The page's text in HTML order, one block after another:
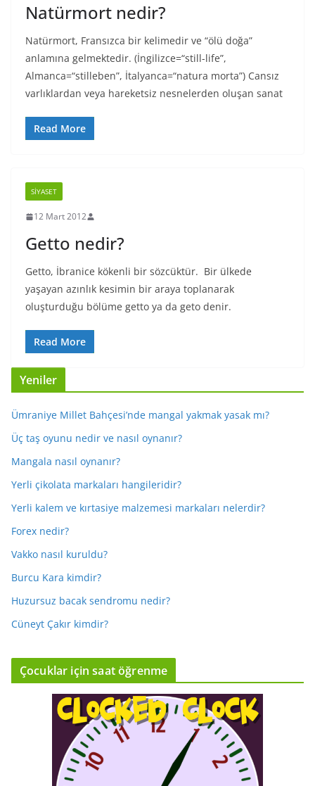
Natürmort nedir?
Natürmort, Fransızca bir kelimedir ve “ölü doğa”
anlamına gelmektedir. (İngilizce=“still-life”,
Almanca=“stilleben”, İtalyanca=“natura morta”) Cansız
varlıklardan veya hareketsiz nesnelerden oluşan sanat
Read More
SIYASET
12 Mart 2012
Getto nedir?
Getto, İbranice kökenli bir sözcüktür. Bir ülkede
yaşayan azınlık kesimin bir araya toplanarak
oluşturduğu bölüme getto ya da geto denir.
Read More
Yeniler
Ümraniye Millet Bahçesi’nde mangal yakmak yasak mı?
Üç taş oyunu nedir ve nasıl oynanır?
Mangala nasıl oynanır?
Yerli çikolata markaları hangileridir?
Yerli kalem ve kırtasiye malzemesi markaları nelerdir?
Forex nedir?
Vakko nasıl kuruldu?
Burcu Kara kimdir?
Huzursuz bacak sendromu nedir?
Cüneyt Çakır kimdir?
Çocuklar için saat öğrenme